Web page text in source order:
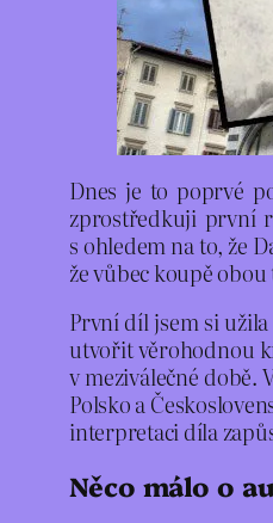
Dnes je to poprvé
zprostředkuji první
s ohledem na to, že
že vůbec koupě
První díl jsem si
utvořit věrohodnou
v meziválečné době.
Polsko a
interpretaci díla
Něco málo o